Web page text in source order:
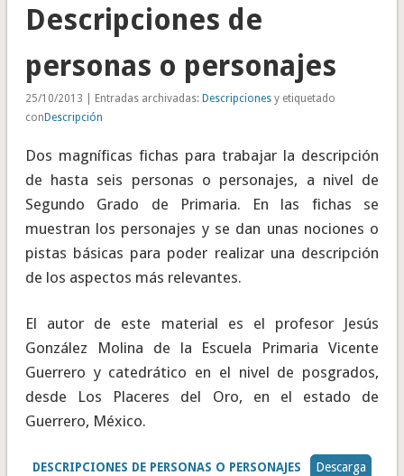
Descripciones de
personas o personajes
25/10/2013 | Entradas archivadas: Descripcionesy etiquetado
con Descripción
Dos magníficas fichas para trabajar la descripción
de hasta seis personas o personajes, a nivel de
Segundo Grado de Primaria. En las fichas se
muestran los personajes y se dan unas nociones o
pistas básicas para poder realizar una descripción
de los aspectos más relevantes.
El autor de este material es el profesor Jesús
González Molina de la Escuela Primaria Vicente
Guerrero y catedrático en el nivel de posgrados,
desde Los Placeres del Oro, en el estado de
Guerrero, México.
DESCRIPCIONES DE PERSONAS O PERSONAJES Descarga